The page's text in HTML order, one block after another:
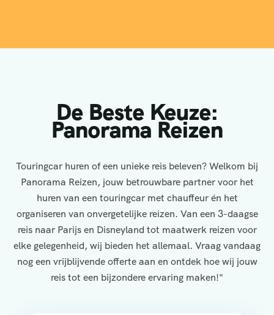
De Beste Keuze:
Panorama Reizen
Touringcar huren of een unieke reis beleven? Welkom bij
Panorama Reizen, jouw betrouwbare partner voor het
huren van een touringcar met chauffeur én het
organiseren van onvergetelijke reizen. Van een 3-daagse
reis naar Parijs en Disneyland tot maatwerk reizen voor
elke gelegenheid, wij bieden het allemaal. Vraag vandaag
nog een vrijblijvende offerte aan en ontdek hoe wij jouw
reis tot een bijzondere ervaring maken!"